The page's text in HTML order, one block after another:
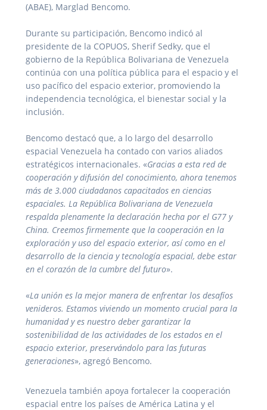
(ABAE), Marglad Bencomo.
Durante su participación, Bencomo indicó al
presidente de la COPUOS, Sherif Sedky, que el
gobierno de la República Bolivariana de Venezuela
continúa con una política pública para el espacio y el
uso pacífico del espacio exterior, promoviendo la
independencia tecnológica, el bienestar social y la
inclusión.
Bencomo destacó que, a lo largo del desarrollo
espacial Venezuela ha contado con varios aliados
estratégicos internacionales. «Gracias a esta red de
cooperación y difusión del conocimiento, ahora tenemos
más de 3.000 ciudadanos capacitados en ciencias
espaciales. La República Bolivariana de Venezuela
respalda plenamente la declaración hecha por el G77 y
China. Creemos firmemente que la cooperación en la
exploración y uso del espacio exterior, así como en el
desarrollo de la ciencia y tecnología espacial, debe estar
en el corazón de la cumbre del futuro».
«La unión es la mejor manera de enfrentar los desafíos
venideros. Estamos viviendo un momento crucial para la
humanidad y es nuestro deber garantizar la
sostenibilidad de las actividades de los estados en el
espacio exterior, preservándolo para las futuras
generaciones», agregó Bencomo.
Venezuela también apoya fortalecer la cooperación
espacial entre los países de América Latina y el